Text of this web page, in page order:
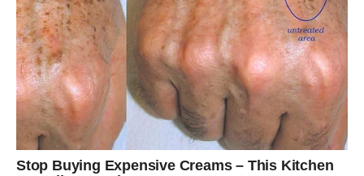
Možete ga sipati direktno u zemlju oko biljke ili ga
koristiti kao blago folijarno prskanje (mada se više
preporučuje prva opcija).
Snaga prirode u vašim rukama